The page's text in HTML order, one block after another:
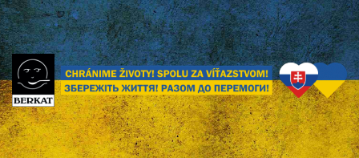
Skip
to
the
content
BERKAT Spoločne
Chránime životy! Spolu za víťazstvom! Збережіть життя! Разом до
перемоги!